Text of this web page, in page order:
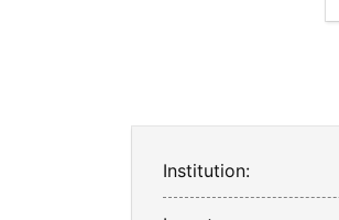
Institution: